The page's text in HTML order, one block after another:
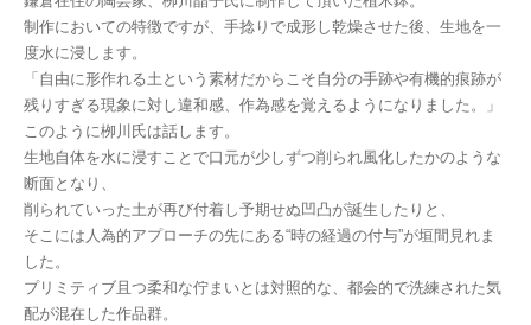
制作においての特徴ですが、手捻りで成形し乾燥させた後、生地を一
度水に浸します。
「自由に形作れる土という素材だからこそ自分の手跡や有機的痕跡が
残りすぎる現象に対し違和感、作為感を覚えるようになりました。」
このように栁川氏は話します。
生地自体を水に浸すことで口元が少しずつ削られ風化したかのような
断面となり、
削られていった土が再び付着し予期せぬ凹凸が誕生したりと、
そこには人為的アプローチの先にある“時の経過の付与”が垣間見れま
した。
プリミティブ且つ柔和な佇まいとは対照的な、都会的で洗練された気
配が混在した作品群。